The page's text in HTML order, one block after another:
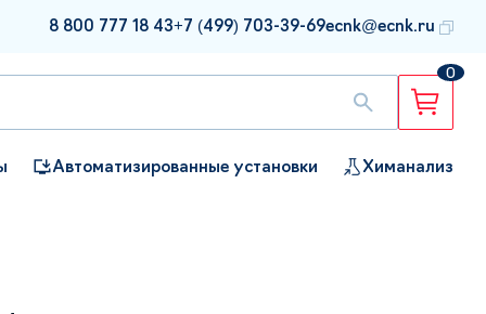
8 800 777 18 43+7 (499) 703-39-69ecnk@ecnk.ru
0
Автоматизированные установки Химанализ